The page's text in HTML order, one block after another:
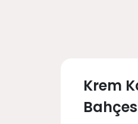
Krem